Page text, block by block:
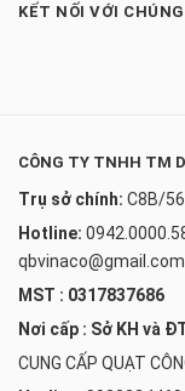
KẾT NỐI VỚI
CÔNG TY TNHH TM
Trụ sở chính: C8B/56
Hotline:
qbvinaco@gmail.com
MST : 0317837686
Nơi cấp : Sở KH và
CUNG CẤP QUẠT